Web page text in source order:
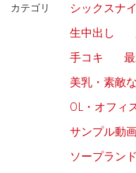
カテゴリ シックスナ
生中出し
手コキ
美乳・素敵
OL・オフィ
サンプル動
ソープラン